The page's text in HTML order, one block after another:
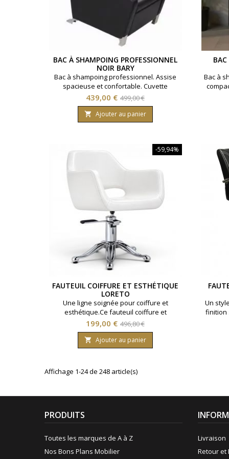
BAC À SHAMPOING PROFESSIONNEL
NOIR BARY
Bac à shampoing professionnel. Assise
spacieuse et confortable. Cuvette
céramique blanche. Coloris noir.
Prix
439,00 € Prix
de
base
499,00 €
 Ajouter au panier
Bac à
-59,94%
FAUTEUIL COIFFURE ET ESTHÉTIQUE
LORETO
Une ligne soignée pour coiffure et
esthétique.Ce fauteuil coiffure et
esthétique apporte une note décorative
grâce à son pied étoile baroque, sa
hauteur réglable et son coloris blanc.◆
Pied étoile style baroque ◆ Hauteur
Prix
199,00 € Prix
de
base
496,80 €
 Ajouter au panier
Un
finition
Affichage 1-24 de 248 article(s)
PRODUITS
Toutes les marques de A à Z
Nos Bons Plans Mobilier
Livraison
Retour et